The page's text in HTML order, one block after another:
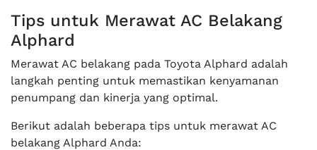
Tips untuk Merawat AC Belakang
Alphard
Merawat AC belakang pada Toyota Alphard adalah
langkah penting untuk memastikan kenyamanan
penumpang dan kinerja yang optimal.
Berikut adalah beberapa tips untuk merawat AC
belakang Alphard Anda: